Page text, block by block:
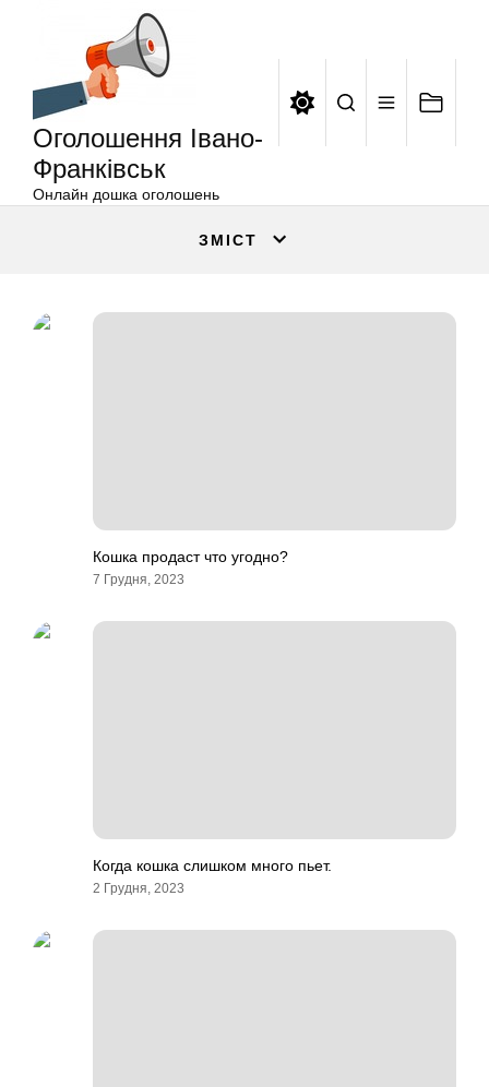
Оголошення Івано-
Франківськ
Онлайн дошка оголошень
ЗМІСТ
Кошка продаст что угодно?
7 Грудня, 2023
Когда кошка слишком много пьет.
2 Грудня, 2023